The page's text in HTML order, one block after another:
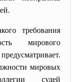
требования
мирового
мировых
судей